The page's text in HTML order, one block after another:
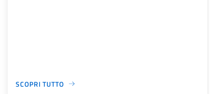
SCOPRI TUTTO